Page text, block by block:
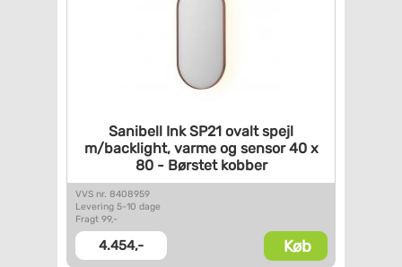
Sanibell Ink SP21 ovalt spejl
m/backlight, varme og sensor40 x
80 - Børstet kobber
VVS nr. 8408959
Levering 5-10 dage
Fragt 99,-
4.454,- Køb